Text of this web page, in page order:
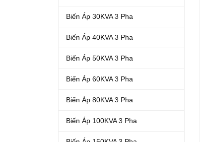
Biến Áp 30KVA 3 Pha
Biến Áp 40KVA 3 Pha
Biến Áp 50KVA 3 Pha
Biến Áp 60KVA 3 Pha
Biến Áp 80KVA 3 Pha
Biến Áp 100KVA 3 Pha